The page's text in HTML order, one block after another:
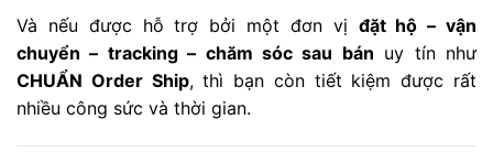
Và nếu được hỗ trợ bởi một đơn vị đặt hộ – vận
chuyển – tracking – chăm sóc sau bán uy tín như
CHUẨN Order Ship, thì bạn còn tiết kiệm được rất
nhiều công sức và thời gian.